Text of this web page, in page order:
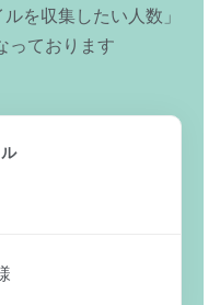
を収集したい人数」
っております